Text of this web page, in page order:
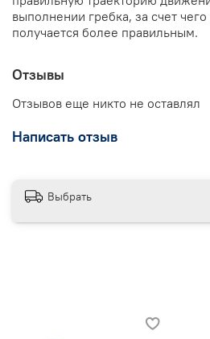
выполнении гребка, за счет
получается более правильным.
Отзывы
Отзывов еще никто не оставлял
Написать отзыв
Выбрать